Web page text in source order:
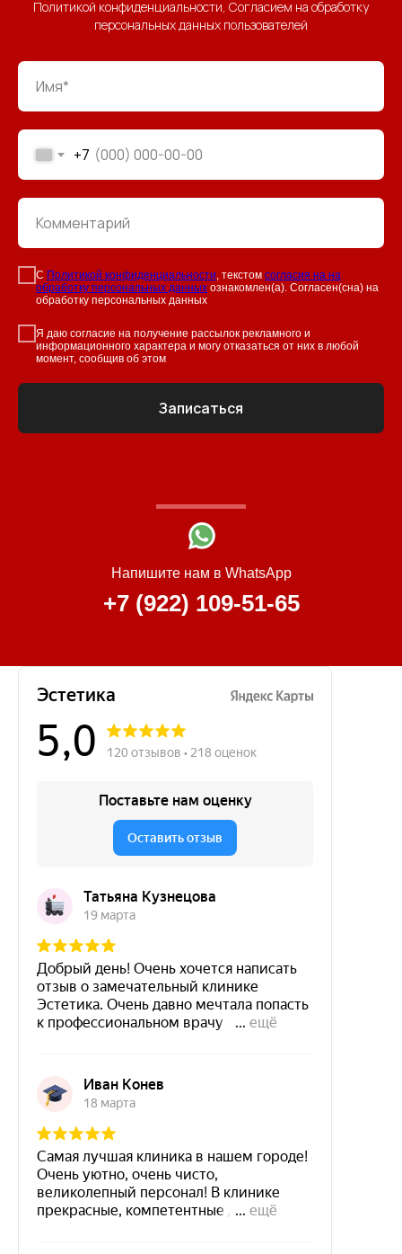
Политикой конфиденциальности, Согласием на обработку
персональных данных пользователей
+7
С Политикой конфиденциальности, текстом согласия на на
обработку персональных данных ознакомлен(а). Согласен(сна) на
обработку персональных данных
Я даю согласие на получение рассылок рекламного и
информационного характера и могу отказаться от них в любой
момент, сообщив об этом
Записаться
+7 (922) 109-51-65
Напишите нам в WhatsApp